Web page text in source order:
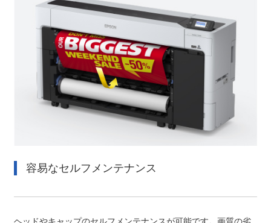
容易なセルフメンテナンス
ヘッドやキャップのセルフメンテナンスが可能です。画質の劣